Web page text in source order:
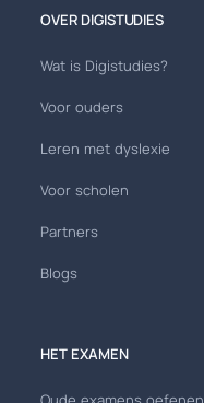
OVER DIGISTUDIES
Wat is Digistudies?
Voor ouders
Leren met dyslexie
Voor scholen
Partners
Blogs
HET EXAMEN